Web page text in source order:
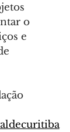
o
e